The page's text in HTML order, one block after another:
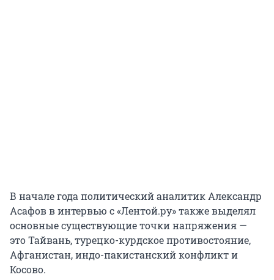
В начале года политический аналитик Александр
Асафов в интервью с «Лентой.ру» также выделял
основные существующие точки напряжения —
это Тайвань, турецко-курдское противостояние,
Афганистан, индо-пакистанский конфликт и
Косово.